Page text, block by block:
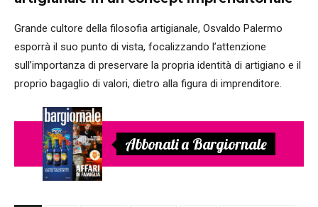
Grande cultore della filosofia artigianale, Osvaldo Palermo
esporrà il suo punto di vista, focalizzando l’attenzione
sull’importanza di preservare la propria identità di artigiano e il
proprio bagaglio di valori, dietro alla figura di imprenditore.
Abbonati a Bargiornale